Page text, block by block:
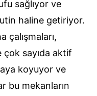
sağlıyor ve
haline getiriyor.
çalışmaları,
sayıda aktif
koyuyor ve
bu mekanların